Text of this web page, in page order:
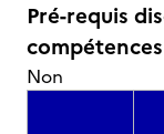
Pré-requis
Non